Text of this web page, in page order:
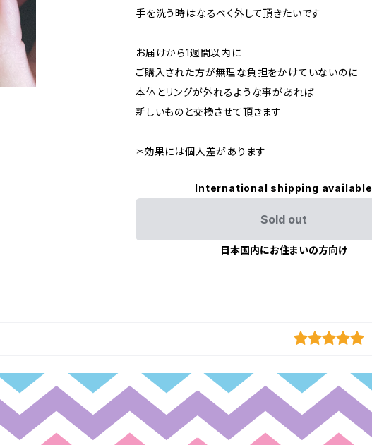
手を洗う時はなるべく外して頂きたいです
お届けから1週間以内に
ご購入された方が無理な負担をかけていないのに
本体とリングが外れるような事があれば
新しいものと交換させて頂きます
＊効果には個人差があります
International shipping available
Sold out
日本国内にお住まいの方向け